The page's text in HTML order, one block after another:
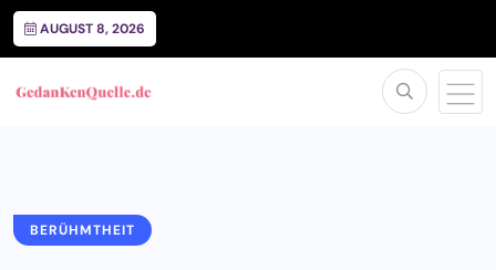
AUGUST 8, 2026
BERÜHMTHEIT